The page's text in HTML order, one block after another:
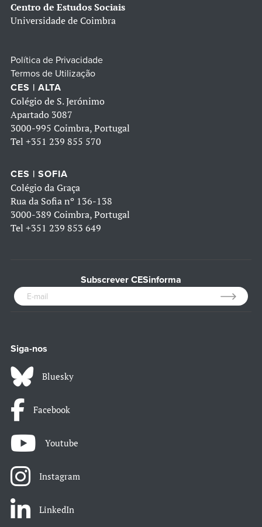
Centro de Estudos Sociais
Universidade de Coimbra
Política de Privacidade
Termos de Utilização
CES | ALTA
Colégio de S. Jerónimo
Apartado 3087
3000-995 Coimbra, Portugal
Tel +351 239 855 570
CES | SOFIA
Colégio da Graça
Rua da Sofia nº 136-138
3000-389 Coimbra, Portugal
Tel +351 239 853 649
Subscrever CESinforma
Siga-nos
Bluesky
Facebook
Youtube
Instagram
LinkedIn